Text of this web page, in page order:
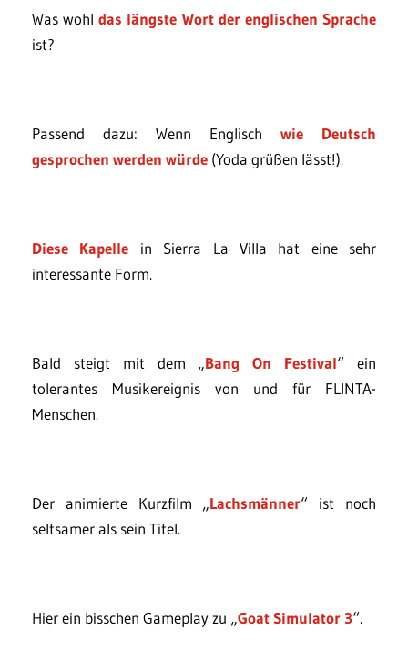
Was wohldas längste Wort der englischen Sprache
ist?
Passend dazu: Wenn Englisch wie Deutsch
gesprochen werden würde (Yoda grüßen lässt!).
Diese Kapelle in Sierra La Villa hat eine sehr
interessante Form.
Bald steigt mit dem „Bang On Festival“ ein
tolerantes Musikereignis von und für FLINTA-
Menschen.
Der animierte Kurzfilm „Lachsmänner“ ist noch
seltsamer als sein Titel.
Hier ein bisschen Gameplay zu „Goat Simulator 3“.